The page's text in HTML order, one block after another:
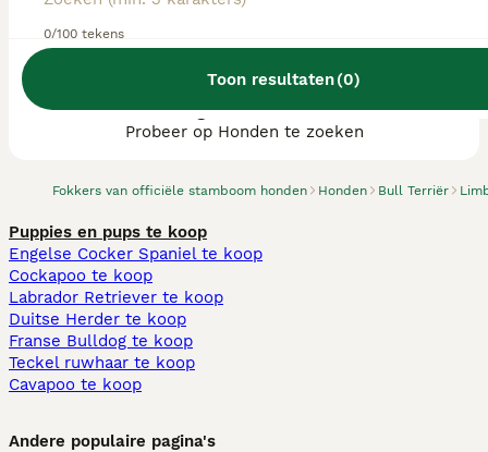
0/100 tekens
Toon resultaten(0)
Fokkers van officiële stamboom honden Honden Bull Terriër
We hebben 0 Bull Terriër fokkers, Landgraaf
gevonden.
Probeer op Honden te zoeken
Puppies en pups te koop
Engelse Cocker Spaniel te koop
Cockapoo te koop
Labrador Retriever te koop
Duitse Herder te koop
Franse Bulldog te koop
Teckel ruwhaar te koop
Cavapoo te koop
Andere populaire pagina's